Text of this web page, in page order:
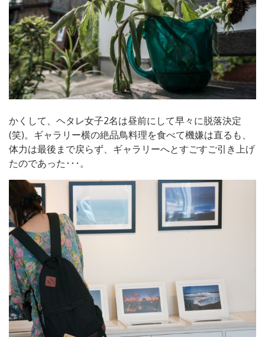
かくして、ヘタレ女子2名は昼前にして早々に脱落決定
(笑)。ギャラリー横の絶品鳥料理を食べて機嫌は直るも、
体力は最後まで戻らず、ギャラリーへとすごすご引き上げ
たのであった･･･。